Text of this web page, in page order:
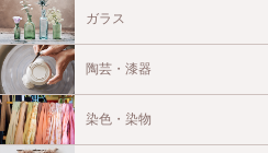
ガラス
陶芸・漆器
染色・染物